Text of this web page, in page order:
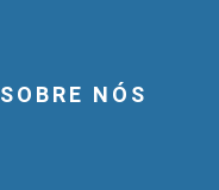
SOBRE NÓS